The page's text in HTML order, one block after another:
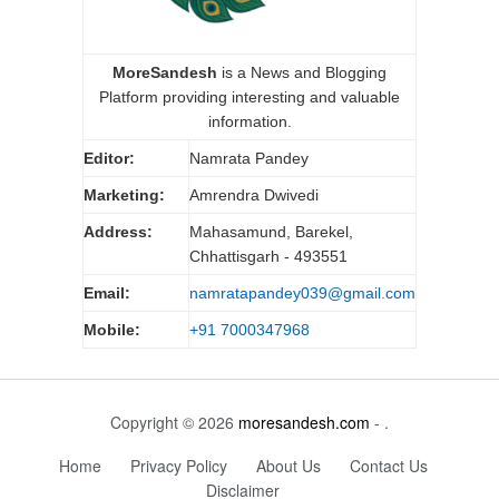
MoreSandesh is a News and Blogging
Platform providing interesting and valuable
information.
Editor: Namrata Pandey
Marketing: Amrendra Dwivedi
Address:
Mahasamund, Barekel,
Chhattisgarh - 493551
Email: namratapandey039@gmail.com
Mobile: +91 7000347968
Copyright © 2026 moresandesh.com - .
Home
Privacy Policy About Us
Contact Us
Disclaimer